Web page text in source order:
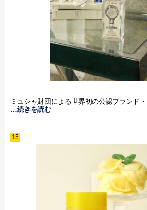
ミュシャ財団による世界初の公認ブランド
…続きを読む
15